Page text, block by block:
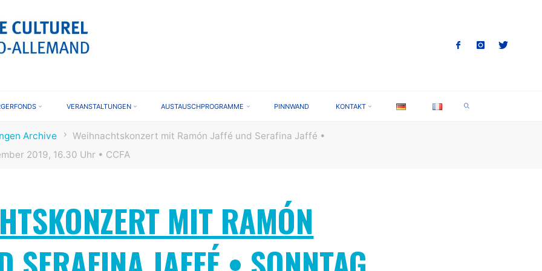
VERANSTALTUNGEN AUSTAUSCHPROGRAMME PINNWAND KONTAKT
Archive
Weihnachtskonzert mit Ramón Jaffé und Serafina Jaffé •
2019, 16.30 Uhr • CCFA
MIT RAMÓN